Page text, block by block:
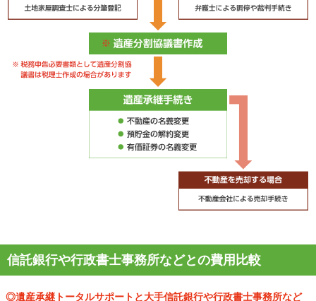
信託銀行や行政書士事務所などとの費用比較
◎遺産承継トータルサポートと大手信託銀行や行政書士事務所など